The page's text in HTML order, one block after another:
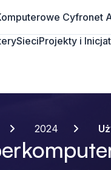
Cyfronet
SieciProjekty i
2024